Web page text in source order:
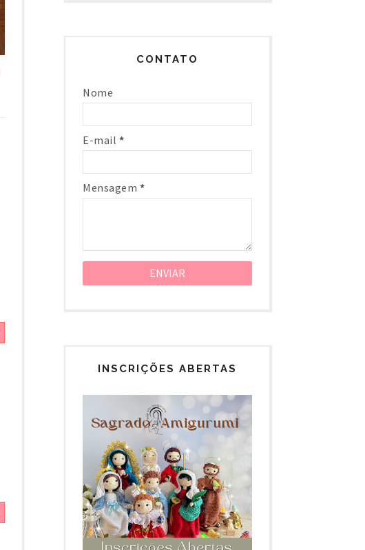
CONTATO
Nome
E-mail *
Mensagem *
INSCRIÇÕES ABERTAS